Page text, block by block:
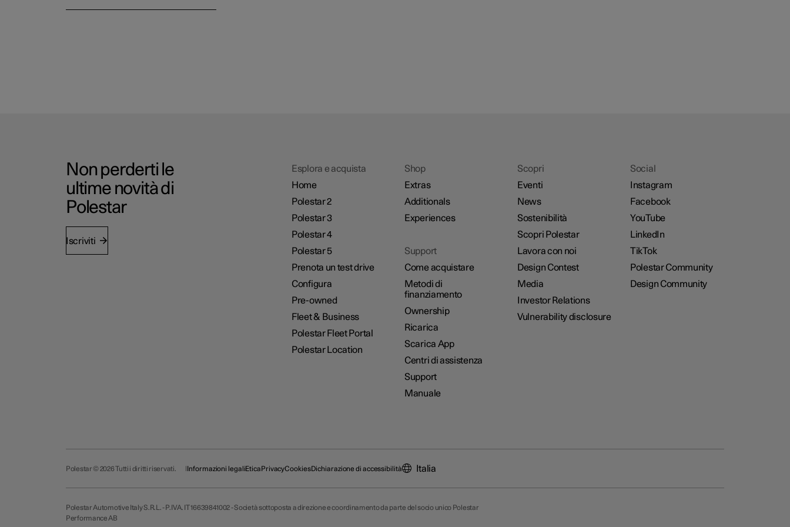
Non perderti le
ultime novità di
Polestar
Iscriviti
Esplora e acquista
Home
Polestar 2
Polestar 3
Polestar 4
Polestar 5
Prenota un test drive
Configura
Pre-owned
Fleet & Business
Polestar Fleet Portal
Polestar Location
Shop
Extras
Additionals
Experiences
Support
Come acquistare
Metodi di
finanziamento
Ownership
Ricarica
Scarica App
Centri di assistenza
Support
Manuale
Scopri
Eventi
News
Sostenibilità
Scopri Polestar
Lavora con noi
Design Contest
Media
Investor Relations
Vulnerability disclosure
Social
Instagram
Facebook
YouTube
LinkedIn
TikTok
Polestar Community
Design Community
Polestar © 2026 Tutti i diritti riservati. Informazioni legaliEticaPrivacyCookiesDichiarazione di accessibilità Italia
Polestar Automotive Italy S.R.L. - P.IVA. IT 16639841002 - Società sottoposta a direzione e coordinamento da parte del socio unico Polestar
Performance AB